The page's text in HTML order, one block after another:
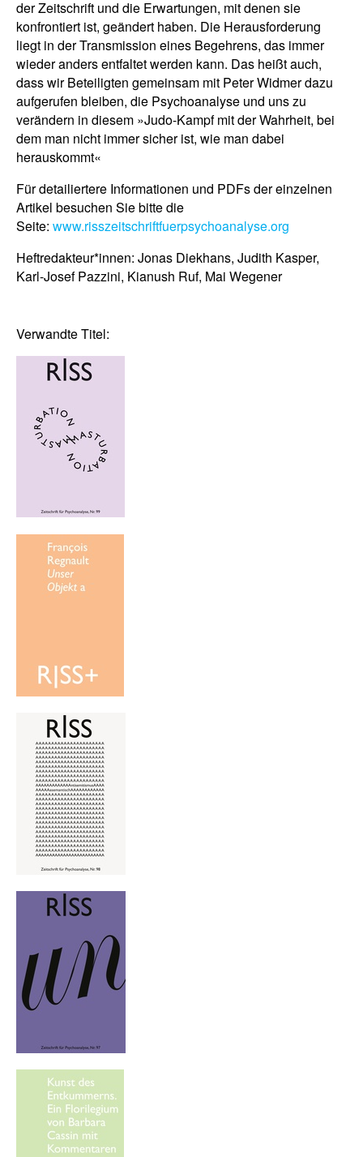
der Zeitschrift und die Erwartungen, mit denen sie
konfrontiert ist, geändert haben. Die Herausforderung
liegt in der Transmission eines Begehrens, das immer
wieder anders entfaltet werden kann. Das heißt auch,
dass wir Beteiligten gemeinsam mit Peter Widmer dazu
aufgerufen bleiben, die Psychoanalyse und uns zu
verändern in diesem »Judo-Kampf mit der Wahrheit, bei
dem man nicht immer sicher ist, wie man dabei
herauskommt«
Für detailiertere Informationen und PDFs der einzelnen
Artikel besuchen Sie bitte die
Seite: www.risszeitschriftfuerpsychoanalyse.org
Heftredakteur*innen: Jonas Diekhans, Judith Kasper,
Karl-Josef Pazzini, Kianush Ruf, Mai Wegener
Verwandte Titel: